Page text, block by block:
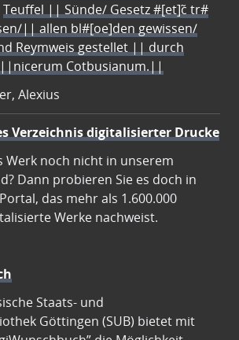
Teuffel || Sünde/ Gesetz #[et]c̃ tr#
|| allen bl#[oe]den gewissen/
Reymweis gestellet || durch
Cotbusianum.||
Alexius
Verzeichnis digitalisierter Drucke
Werk noch nicht in unserem
Dann probieren Sie es doch in
das mehr als 1.600.000
Werke nachweist.
Staats- und
Göttingen (SUB) bietet mit